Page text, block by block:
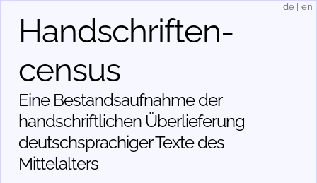
Handschriften­
census
Eine Bestandsaufnahme der
handschriftlichen Über­lieferung
deutschsprachiger Texte des
Mittelalters
de en